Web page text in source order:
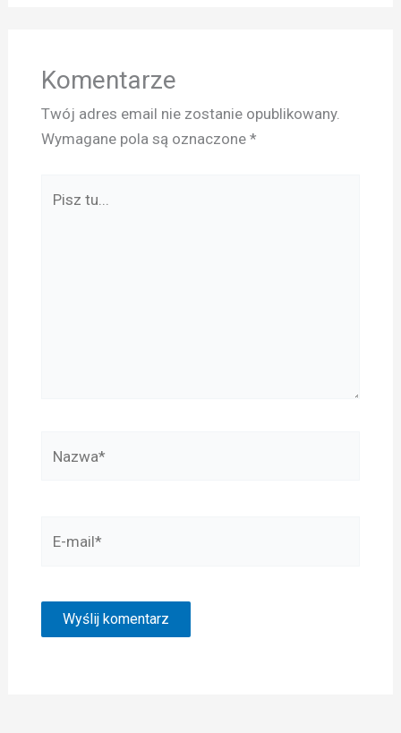
Komentarze
Twój adres email nie zostanie opublikowany.
Wymagane pola są oznaczone *
tu...